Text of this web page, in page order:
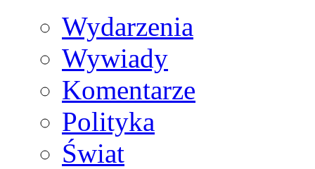
Wydarzenia
Wywiady
Komentarze
Polityka
Świat